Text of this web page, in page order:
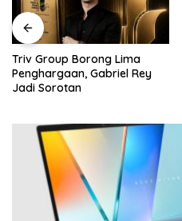
Nasim Khan Turun Tangan
Redam Polemik Holding PTPN
dan SPBUN-SGN, Dorong